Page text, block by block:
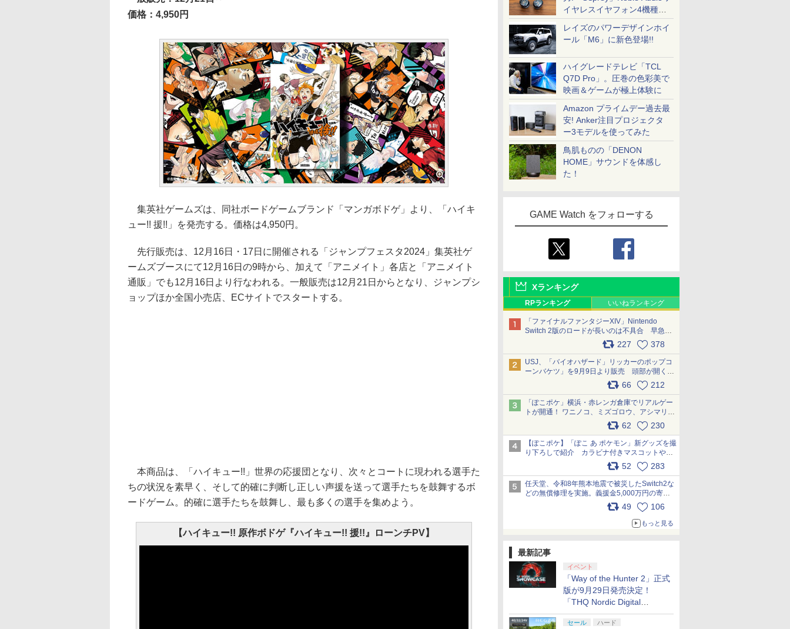
イヤレスイヤフォン4機種を
一気に聴く
レイズのパワーデザインホイ
ール「M6」に新色登場!!
ハイグレードテレビ「TCL
Q7D Pro」。圧巻の色彩美で
映画＆ゲームが極上体験に
Amazon プライムデー過去最
安! Anker注目プロジェクタ
ー3モデルを使ってみた
鳥肌ものの「DENON
HOME」サウンドを体感し
た！
GAME Watch をフォローする
Xランキング
RPランキング いいねランキング
「ファイナルファンタジーXIV」Nintendo
Switch 2版のロードが長いのは不具合 早急に
アップデートできるよう対応中227 378
USJ、「バイオハザード」リッカーのポップコ
ーンバケツ」を9月9日より販売 頭部が開く仕
組み。味は恐怖を堪のう「味噌フレーバー」
66 212
「ぽこポケ」横浜・赤レンガ倉庫でリアルゲー
トが開通！ ワニノコ、ミズゴロウ、アシマリ登
場シーンをレポート pic.x.com/LDgEByVl6D
62 230
【ぽこポケ】「ぽこ あ ポケモン」新グッズを撮
り下ろしで紹介 カラビナ付きマスコットやス
52 283
任天堂、令和8年熊本地震で被災したSwitch2な
どの無償修理を実施。義援金5,000万円の寄付
も発表 pic.x.com/BAYsMfUfUC
49 106
もっと見る
最新記事
イベント
「Way of the Hunter 2」正式
版が9月29日発売決定！
「THQ Nordic Digital
Showcase 2026」まとめ
セール ハード
価格：4,950円
集英社ゲームズは、同社ボードゲームブランド「マンガボドゲ」より、「ハイキ
ュー!! 援!!」を発売する。価格は4,950円。
先行販売は、12月16日・17日に開催される「ジャンプフェスタ2024」集英社ゲ
ームズブースにて12月16日の9時から、加えて「アニメイト」各店と「アニメイト
通販」でも12月16日より行なわれる。一般販売は12月21日からとなり、ジャンプシ
ョップほか全国小売店、ECサイトでスタートする。
本商品は、「ハイキュー!!」世界の応援団となり、次々とコートに現われる選手た
ちの状況を素早く、そして的確に判断し正しい声援を送って選手たちを鼓舞するボ
ードゲーム。的確に選手たちを鼓舞し、最も多くの選手を集めよう。
【ハイキュー!! 原作ボドゲ『ハイキュー!! 援!!』ローンチPV】